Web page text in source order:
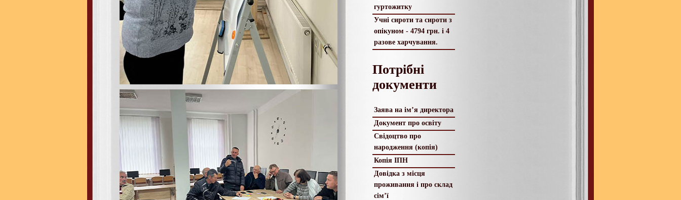
гуртожитку
Учні сироти та сироти з
опікуном - 4794 грн. і 4
разове харчування.
Потрібні
документи
Заява на ім’я директора
Документ про освіту
Свідоцтво про
народження (копія)
Копія ІПН
Довідка з місця
проживання і про склад
сім’ї